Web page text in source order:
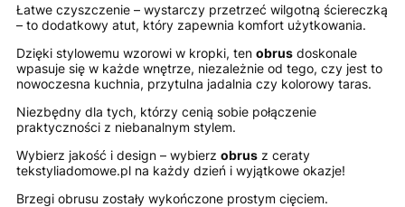
Łatwe czyszczenie – wystarczy przetrzeć wilgotną ściereczką
– to dodatkowy atut, który zapewnia komfort użytkowania.
Dzięki stylowemu wzorowi w kropki, ten obrus doskonale
wpasuje się w każde wnętrze, niezależnie od tego, czy jest to
nowoczesna kuchnia, przytulna jadalnia czy kolorowy taras.
Niezbędny dla tych, którzy cenią sobie połączenie
praktyczności z niebanalnym stylem.
Wybierz jakość i design – wybierz obrus z ceraty
tekstyliadomowe.pl na każdy dzień i wyjątkowe okazje!
Brzegi obrusu zostały wykończone prostym cięciem.